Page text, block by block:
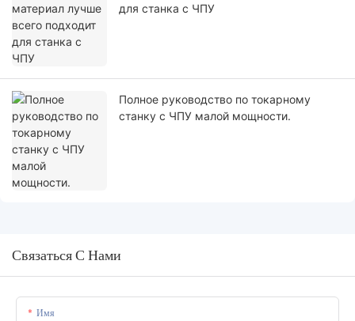
для станка с ЧПУ
Полное руководство по токарному
станку с ЧПУ малой мощности.
Связаться С Нами
Имя